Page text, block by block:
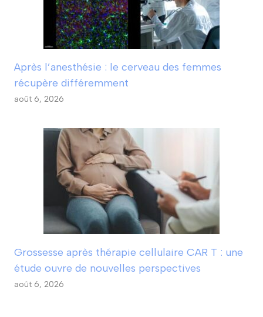
Après l’anesthésie : le cerveau des femmes
récupère différemment
août 6, 2026
Grossesse après thérapie cellulaire CAR T : une
étude ouvre de nouvelles perspectives
août 6, 2026